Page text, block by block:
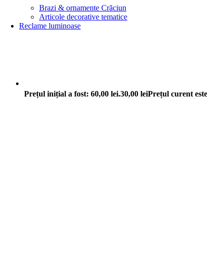
Brazi & ornamente Crăciun
Articole decorative tematice
Reclame luminoase
Prețul inițial a fost: 60,00 lei.30,00 leiPrețul curent